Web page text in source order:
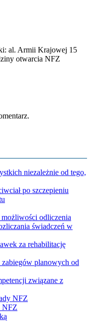
al. Armii Krajowej 15
otwarcia NFZ
niezależnie od tego,
po szczepieniu
odliczenia
świadczeń w
za rehabilitację
planowych od
związane z
NFZ
NFZ